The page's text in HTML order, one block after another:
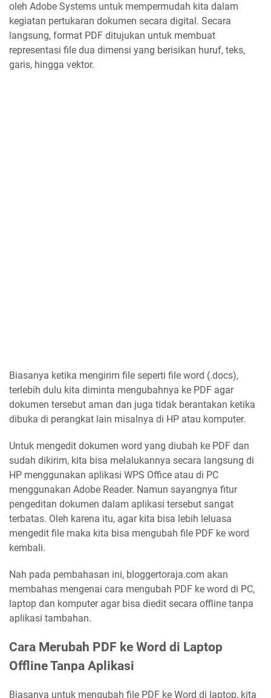
oleh Adobe Systems untuk mempermudah kita dalam
kegiatan pertukaran dokumen secara digital. Secara
langsung, format PDF ditujukan untuk membuat
representasi file dua dimensi yang berisikan huruf, teks,
garis, hingga vektor.
Biasanya ketika mengirim file seperti file word (.docs),
terlebih dulu kita diminta mengubahnya ke PDF agar
dokumen tersebut aman dan juga tidak berantakan ketika
dibuka di perangkat lain misalnya di HP atau komputer.
Untuk mengedit dokumen word yang diubah ke PDF dan
sudah dikirim, kita bisa melalukannya secara langsung di
HP menggunakan aplikasi WPS Office atau di PC
menggunakan Adobe Reader. Namun sayangnya fitur
pengeditan dokumen dalam aplikasi tersebut sangat
terbatas. Oleh karena itu, agar kita bisa lebih leluasa
mengedit file maka kita bisa mengubah file PDF ke word
kembali.
Nah pada pembahasan ini, bloggertoraja.com akan
membahas mengenai cara mengubah PDF ke word di PC,
laptop dan komputer agar bisa diedit secara offline tanpa
aplikasi tambahan.
Cara Merubah PDF ke Word di Laptop
Offline Tanpa Aplikasi
Biasanya untuk mengubah file PDF ke Word di laptop, kita